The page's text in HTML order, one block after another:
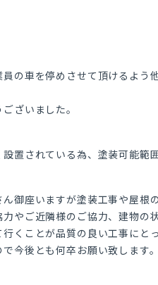
の車を停めさせて頂けるよう
ざいました。
置されている為、塗装可能範
御座いますが塗装工事や屋根
やご近隣様のご協力、建物の
くことが品質の良い工事にと
今後とも何卒お願い致します。